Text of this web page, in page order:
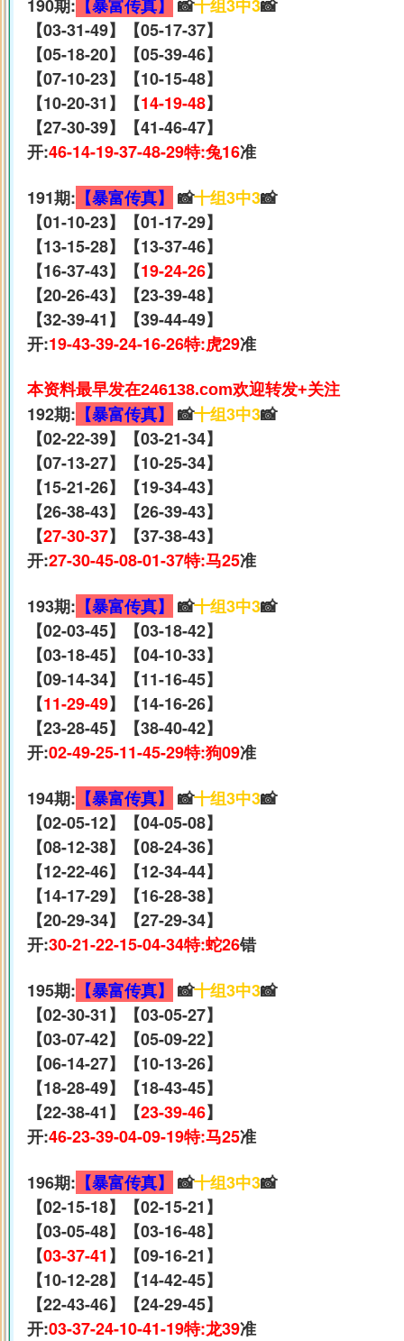
190期: 【暴富传真】 📸十组3中3📸
【03-31-49】【05-17-37】
【05-18-20】【05-39-46】
【07-10-23】【10-15-48】
【10-20-31】【14-19-48】
【27-30-39】【41-46-47】
开:46-14-19-37-48-29特:兔16准
191期: 【暴富传真】 📸十组3中3📸
【01-10-23】【01-17-29】
【13-15-28】【13-37-46】
【16-37-43】【19-24-26】
【20-26-43】【23-39-48】
【32-39-41】【39-44-49】
开:19-43-39-24-16-26特:虎29准
本资料最早发在246138.com欢迎转发+关注
192期: 【暴富传真】 📸十组3中3📸
【02-22-39】【03-21-34】
【07-13-27】【10-25-34】
【15-21-26】【19-34-43】
【26-38-43】【26-39-43】
【27-30-37】【37-38-43】
开:27-30-45-08-01-37特:马25准
193期: 【暴富传真】 📸十组3中3📸
【02-03-45】【03-18-42】
【03-18-45】【04-10-33】
【09-14-34】【11-16-45】
【11-29-49】【14-16-26】
【23-28-45】【38-40-42】
开:02-49-25-11-45-29特:狗09准
194期: 【暴富传真】 📸十组3中3📸
【02-05-12】【04-05-08】
【08-12-38】【08-24-36】
【12-22-46】【12-34-44】
【14-17-29】【16-28-38】
【20-29-34】【27-29-34】
开:30-21-22-15-04-34特:蛇26错
195期: 【暴富传真】 📸十组3中3📸
【02-30-31】【03-05-27】
【03-07-42】【05-09-22】
【06-14-27】【10-13-26】
【18-28-49】【18-43-45】
【22-38-41】【23-39-46】
开:46-23-39-04-09-19特:马25准
196期: 【暴富传真】 📸十组3中3📸
【02-15-18】【02-15-21】
【03-05-48】【03-16-48】
【03-37-41】【09-16-21】
【10-12-28】【14-42-45】
【22-43-46】【24-29-45】
开:03-37-24-10-41-19特:龙39准